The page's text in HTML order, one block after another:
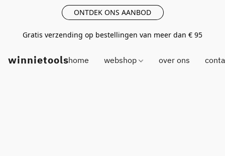
ONTDEK ONS AANBOD
Gratis verzending op bestellingen van meer dan € 95
winnietoolshome webshop over ons